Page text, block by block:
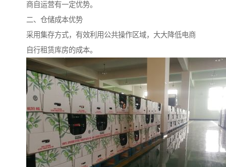
商自运营有一定优势。
二、仓储成本优势
采用集存方式，有效利用公共操作区域，大大降低电商
自行租赁库房的成本。